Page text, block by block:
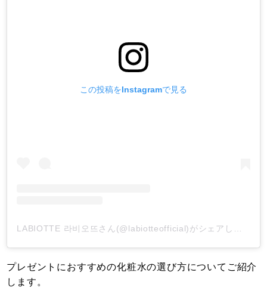
この投稿をInstagramで見る
プレゼントにおすすめの化粧水の選び方についてご紹介
します。